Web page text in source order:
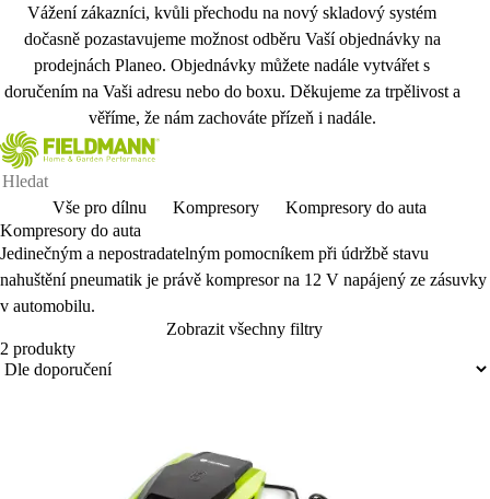
Vážení zákazníci, kvůli přechodu na nový skladový systém
dočasně pozastavujeme možnost odběru Vaší objednávky na
prodejnách Planeo. Objednávky můžete nadále vytvářet s
doručením na Vaši adresu nebo do boxu. Děkujeme za trpělivost a
věříme, že nám zachováte přízeň i nadále.
Vše pro dílnu Kompresory
Kompresory do auta
Kompresory do auta
Jedinečným a nepostradatelným pomocníkem při údržbě stavu
nahuštění pneumatik je právě kompresor na 12 V napájený ze zásuvky
v automobilu.
Zobrazit všechny filtry
2 produkty